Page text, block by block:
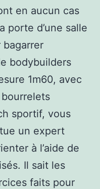
en aucun cas
porte d’une salle
bagarrer
bodybuilders
1m60, avec
sportif, vous
un expert
à l’aide de
Il sait les
faits pour